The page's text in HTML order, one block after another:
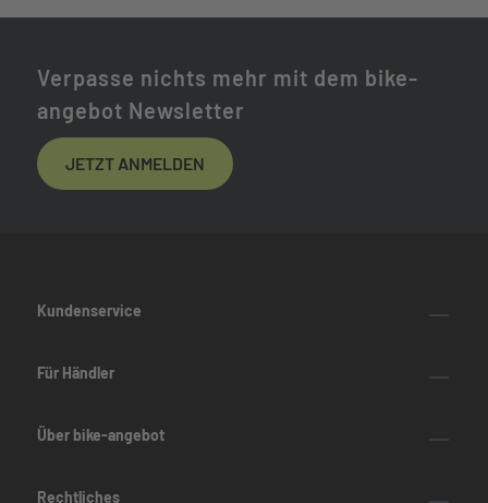
Verpasse nichts mehr mit dem bike-
angebot Newsletter
JETZT ANMELDEN
Kundenservice
Für Händler
Über bike-angebot
Rechtliches